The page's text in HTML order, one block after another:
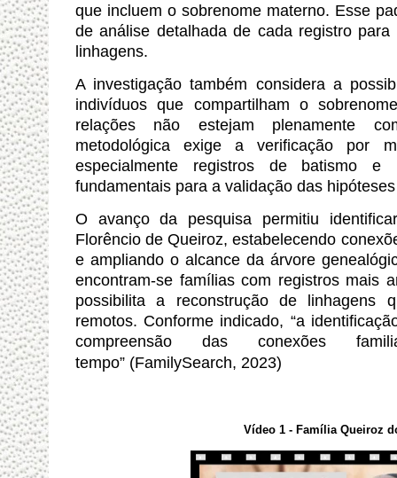
que incluem o sobrenome materno. Esse
de análise detalhada de cada registro
linhagens.
A investigação também considera a
indivíduos que compartilham o
relações não estejam plenamente
metodológica exige a verificação por
especialmente registros de batismo e
fundamentais para a validação das
O avanço da pesquisa permitiu
Florêncio de Queiroz, estabelecendo
e ampliando o alcance da árvore
encontram-se famílias com registros mais
possibilita a reconstrução de linhagens
remotos. Conforme indicado, “a
compreensão das conexões
tempo” (FamilySearch, 2023)
Vídeo 1 - Família Queiroz